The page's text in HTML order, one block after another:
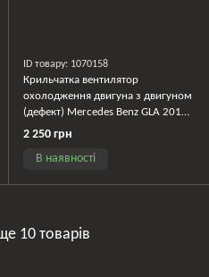
ID товару: 1070158
Крильчатка вентилятор
охолодження двигуна з двигуном
(дефект) Mercedes Benz GLA 2017 -
2019 (X156) A2465000064
2 250 грн
В наявності
10 товарів